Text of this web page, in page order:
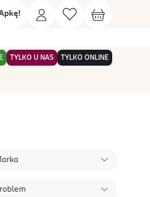
TYLKO U NAS TYLKO ONLINE